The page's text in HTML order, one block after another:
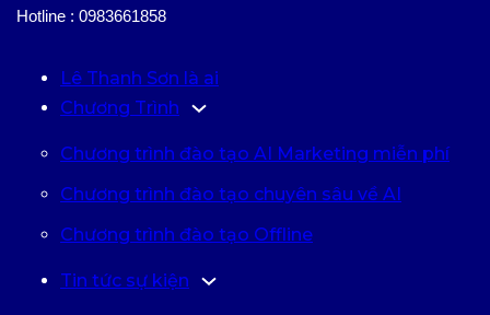
Hotline : 0983661858
Lê Thanh Sơn là ai
Chương Trình
Chương trình đào tạo AI Marketing miễn phí
Chương trình đào tạo chuyên sâu về AI
Chương trình đào tạo Offline
Tin tức sự kiện